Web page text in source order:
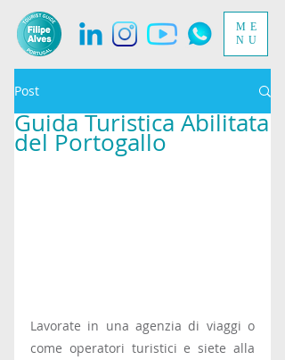
ME
NU
Post
Guida Turistica Abilitata
del Portogallo
Lavorate in una agenzia di viaggi o
come operatori turistici e siete alla